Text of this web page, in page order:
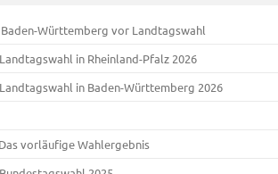
Württemberg vor Landtagswahl
in Rheinland-Pfalz 2026
in Baden-Württemberg 2026
vorläufige Wahlergebnis